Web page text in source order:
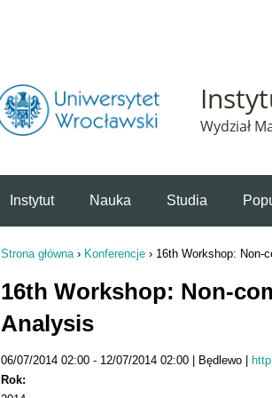
Wydział
Instytut Nauka Studia
Strona główna› Konferencje › 16th Workshop: Non-
16th Workshop: Non-
Analysis
06/07/2014 02:00 12/07/2014 02:00 Będlewo
Rok: